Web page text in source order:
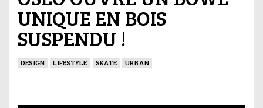
UNIQUE EN BOIS
SUSPENDU !
DESIGN LIFESTYLE SKATE URBAN